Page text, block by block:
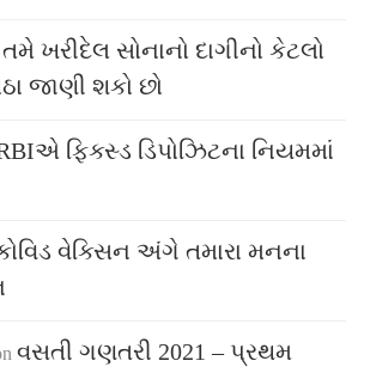
તમે ખરીદેલ સોનાનો દાગીનો કેટલો
જાણી શકો છો
ફિક્સ્ડ ડિપોઝિટના નિયમમાં
વેક્સિન અંગે તમારા મનના
વસતી ગણતરી 2021 – પ્રથમ